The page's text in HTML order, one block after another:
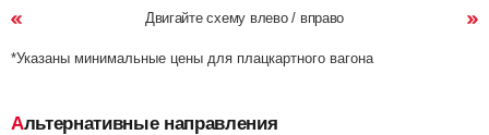
Двигайте схему влево / вправо
*Указаны минимальные цены для плацкартного вагона
Альтернативные направления